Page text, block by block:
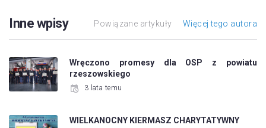
Inne wpisy Powiązane artykuły Więcej tego autora
Wręczono promesy dla OSP z powiatu
rzeszowskiego
3 lata temu
WIELKANOCNY KIERMASZ CHARYTATYWNY